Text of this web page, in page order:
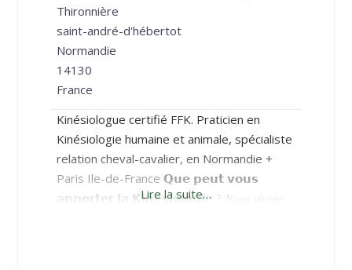
Thironnière
saint-andré-d'hébertot
Normandie
14130
France
Kinésiologue certifié FFK. Praticien en
Kinésiologie humaine et animale, spécialiste
relation cheval-cavalier, en Normandie +
Paris Ile-de-France 𝗤𝘂𝗲 𝗽𝗲𝘂𝘁 𝘃𝗼𝘂𝘀
𝗮𝗽𝗽𝗼𝗿𝘁𝗲𝗿 𝗹𝗮 𝗞𝗶𝗻𝗲́𝘀𝗶𝗼𝗹𝗼𝗴𝗶𝗲 ? 𝑁𝑜𝑢𝑠 𝑣𝑖𝑣𝑜𝑛𝑠
Lire la suite…